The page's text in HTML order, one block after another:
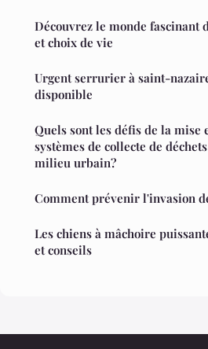
Découvrez le monde fascinant
et choix de vie
Urgent serrurier à saint-
disponible
Quels sont les défis de la mise
systèmes de collecte de
milieu urbain?
Comment prévenir l'invasion
Les chiens à mâchoire
et conseils